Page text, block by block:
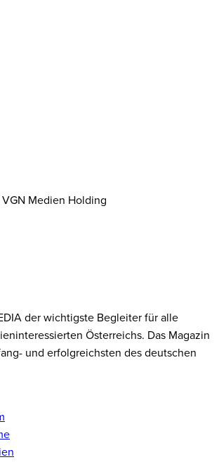
Medien Holding
der wichtigste Begleiter für alle
Österreichs. Das Magazin
und erfolgreichsten des deutschen